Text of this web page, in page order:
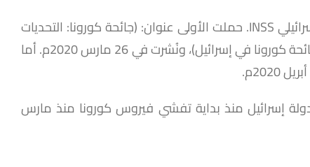
وهذا السبب الأخير هو ما دفع لكتابة هذه الورقة، لنقد ثلاث مقالات علمية صدرت عن معهد دراسات الأمن القومي الإسرائيلي INSS. حملت الأولى عنوان: (جائحة كورونا: التحديات
المنهجية التي تواجه إسرائيل)، ونُشرت في 20 مارس 2020م، وحملت الثانية عنوان: (الحملة على نطاق المنظومة لمكافحة جائحة كورونا في إسرائيل)، ونُشرت في 26 مارس 2020م. أما
إسرائيل منذ بداية تفشي فيروس كورونا منذ مارس